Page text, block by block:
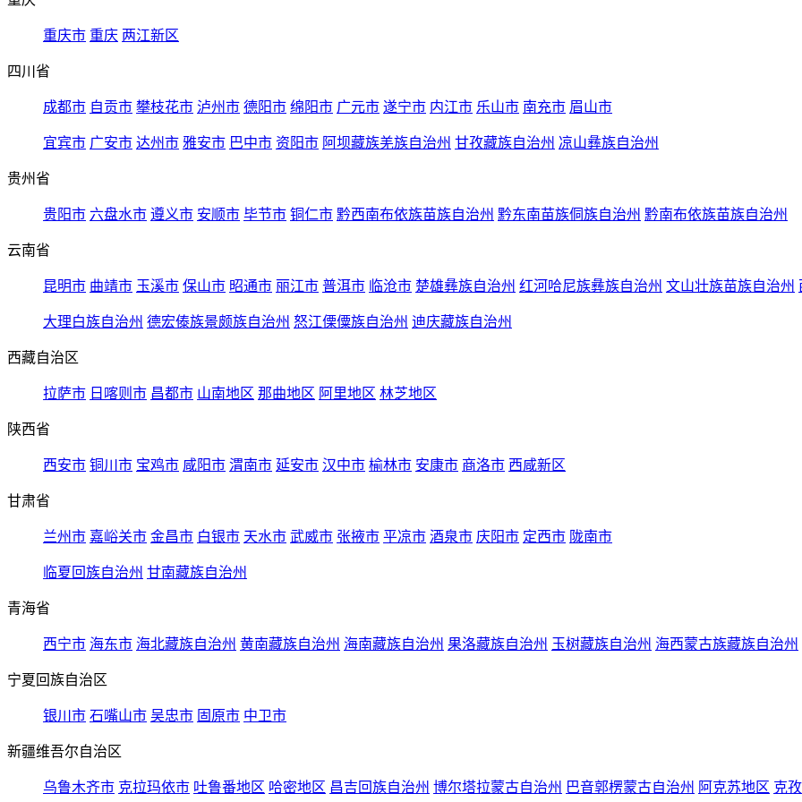
重庆市 重庆 两江新区
四川省
成都市 自贡市 攀枝花市 泸州市 德阳市 绵阳市 广元市 遂宁市 内江市 乐山市 南充市 眉山市
宜宾市 广安市 达州市 雅安市 巴中市 资阳市 阿坝藏族羌族自治州 甘孜藏族自治州 凉山彝族自治州
贵州省
贵阳市 六盘水市 遵义市 安顺市 毕节市 铜仁市 黔西南布依族苗族自治州 黔东南苗族侗族自治州 黔南布依族苗族自治州
云南省
昆明市 曲靖市 玉溪市 保山市 昭通市 丽江市 普洱市 临沧市 楚雄彝族自治州 红河哈尼族彝族自治州 文山壮族苗族自治州
大理白族自治州 德宏傣族景颇族自治州 怒江傈僳族自治州 迪庆藏族自治州
西藏自治区
拉萨市 日喀则市 昌都市 山南地区 那曲地区 阿里地区 林芝地区
陕西省
西安市 铜川市 宝鸡市 咸阳市 渭南市 延安市 汉中市 榆林市 安康市 商洛市 西咸新区
甘肃省
兰州市 嘉峪关市 金昌市 白银市 天水市 武威市 张掖市 平凉市 酒泉市 庆阳市 定西市 陇南市
临夏回族自治州 甘南藏族自治州
青海省
西宁市 海东市 海北藏族自治州 黄南藏族自治州 海南藏族自治州 果洛藏族自治州 玉树藏族自治州 海西蒙古族藏族自治州
宁夏回族自治区
银川市 石嘴山市 吴忠市 固原市 中卫市
新疆维吾尔自治区
乌鲁木齐市 克拉玛依市 吐鲁番地区 哈密地区 昌吉回族自治州 博尔塔拉蒙古自治州 巴音郭楞蒙古自治州 阿克苏地区 克